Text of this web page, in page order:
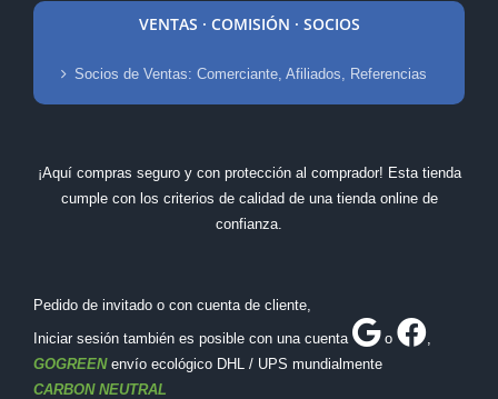
VENTAS · COMISIÓN · SOCIOS
Socios de Ventas: Comerciante, Afiliados, Referencias
¡Aquí compras seguro y con protección al comprador! Esta tienda
cumple con los criterios de calidad de una tienda online de
confianza.
Pedido de invitado o con cuenta de cliente,
Iniciar sesión también es posible con una cuenta
o
GOGREENenvío ecológico DHL / UPS mundialmente
CARBON NEUTRAL